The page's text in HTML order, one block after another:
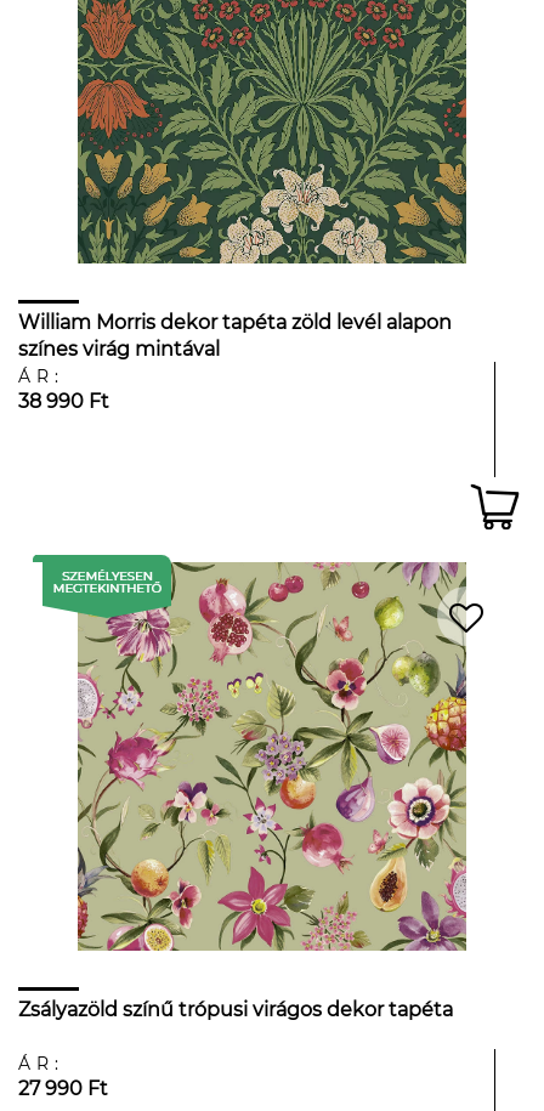
William Morris dekor tapéta zöld levél alapon
színes virág mintával
ÁR:
38 990 Ft
Zsályazöld színű trópusi virágos dekor tapéta
ÁR:
27 990 Ft